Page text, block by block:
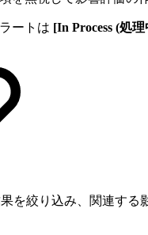
ートは [In Process (処
を絞り込み、関連する